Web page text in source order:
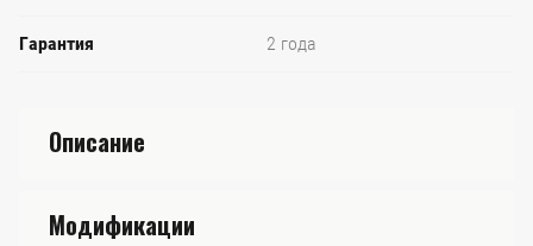
Гарантия 2 года
Описание
Модификации